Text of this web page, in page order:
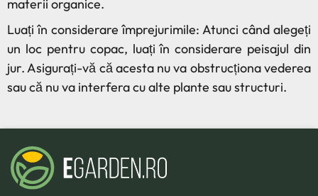
materii organice.
Luați în considerare împrejurimile: Atunci când alegeți
un loc pentru copac, luați în considerare peisajul din
jur. Asigurați-vă că acesta nu va obstrucționa vederea
sau că nu va interfera cu alte plante sau structuri.